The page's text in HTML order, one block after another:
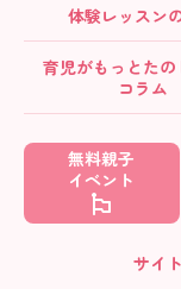
体験レッスン
育児がもっとたの
コラム
無料親子
イベント
サイ